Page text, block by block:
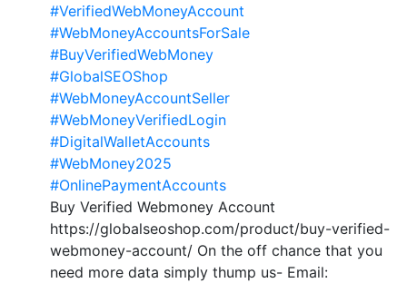
#VerifiedWebMoneyAccount
#WebMoneyAccountsForSale
#BuyVerifiedWebMoney
#GlobalSEOShop
#WebMoneyAccountSeller
#WebMoneyVerifiedLogin
#DigitalWalletAccounts
#WebMoney2025
#OnlinePaymentAccounts
Buy Verified Webmoney Account
https://globalseoshop.com/product/buy-verified-
webmoney-account/ On the off chance that you
need more data simply thump us- Email: